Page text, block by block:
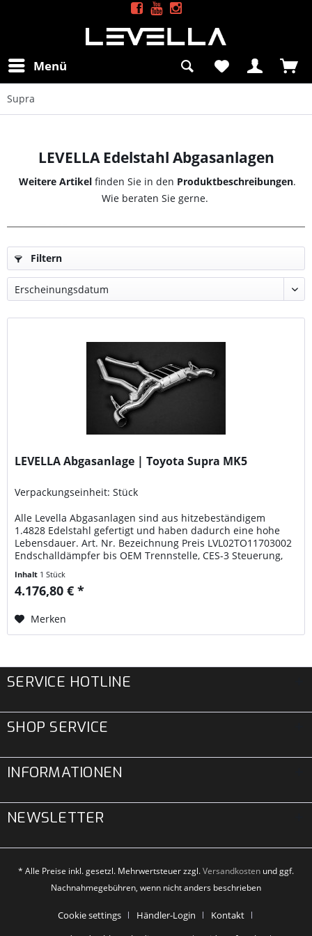
Menü
Supra
LEVELLA Edelstahl Abgasanlagen
Weitere Artikel finden Sie in den Produktbeschreibungen.
Wie beraten Sie gerne.
Filtern
LEVELLA Abgasanlage | Toyota Supra MK5
Verpackungseinheit: Stück
Alle Levella Abgasanlagen sind aus hitzebeständigem
1.4828 Edelstahl gefertigt und haben dadurch eine hohe
Lebensdauer. Art. Nr. Bezeichnung Preis LVL02TO11703002
Endschalldämpfer bis OEM Trennstelle, CES-3 Steuerung,
Farben Schwarz, Rot und Silber*) mit Carbon Außenrohr
und ECE Genehmigung 4176,80 Euro Nur für...
Inhalt 1 Stück
4.176,80 € *
Merken
SERVICE HOTLINE
SHOP SERVICE
INFORMATIONEN
NEWSLETTER
* Alle Preise inkl. gesetzl. Mehrwertsteuer zzgl.Versandkosten und ggf.
Nachnahmegebühren, wenn nicht anders beschrieben
Cookie settings Händler-Login
Kontakt